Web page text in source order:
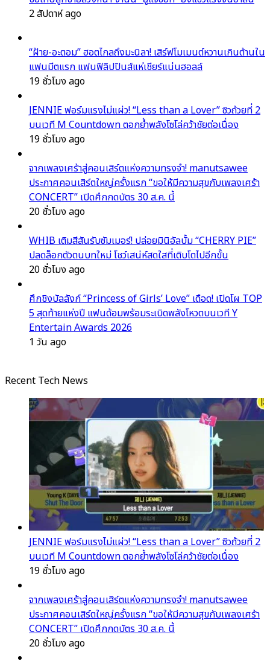
2 สัปดาห์ ago
“ฝ้าย-อะตอม” ฮอตไกลถึงมะนิลา! เสิร์ฟโมเมนต์หวานเกินต้านใน
แฟนมีตแรก แฟนฟิลิปปินส์แห่เชียร์แน่นฮอลล์
19 ชั่วโมง ago
JENNIE ฟอร์มแรงไม่แผ่ว! “Less than a Lover” ซิวถ้วยที่ 2
บนเวที M Countdown ตอกย้ำพลังโซโล่คว้าชัยต่อเนื่อง
19 ชั่วโมง ago
จากเพลงเศร้าสู่คอนเสิร์ตแห่งความทรงจำ! manutsawee
ประกาศคอนเสิร์ตใหญ่ครั้งแรก “ขอให้มีความสุขกับเพลงเศร้า
CONCERT” เปิดศึกกดบัตร 30 ส.ค. นี้
20 ชั่วโมง ago
WHIB เติมสีสันรับซัมเมอร์! ปล่อยมินิอัลบั้ม “CHERRY PIE”
ปลดล็อกตัวตนบทใหม่ โชว์เสน่ห์สดใสที่เติบโตไปอีกขั้น
20 ชั่วโมง ago
ศึกชิงบัลลังก์ “Princess of Girls’ Love” เดือด! เปิดโผ TOP
5 สุดท้ายแห่งปี แฟนด้อมพร้อมระเบิดพลังโหวตบนเวที Y
Entertain Awards 2026
1 วัน ago
Recent Tech News
JENNIE ฟอร์มแรงไม่แผ่ว! “Less than a Lover” ซิวถ้วยที่ 2
บนเวที M Countdown ตอกย้ำพลังโซโล่คว้าชัยต่อเนื่อง
19 ชั่วโมง ago
จากเพลงเศร้าสู่คอนเสิร์ตแห่งความทรงจำ! manutsawee
ประกาศคอนเสิร์ตใหญ่ครั้งแรก “ขอให้มีความสุขกับเพลงเศร้า
CONCERT” เปิดศึกกดบัตร 30 ส.ค. นี้
20 ชั่วโมง ago